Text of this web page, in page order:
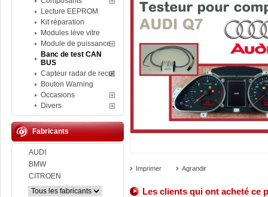
Lecture EEPROM
Kit réparation
Modules lève vitre
Module de puissance
Banc de test CAN
BUS
Capteur radar de recul
Bouton Warning
Occasions
Divers
Fabricants
AUDI
BMW
CITROEN
Imprimer Agrandir
Les clients qui ont acheté ce